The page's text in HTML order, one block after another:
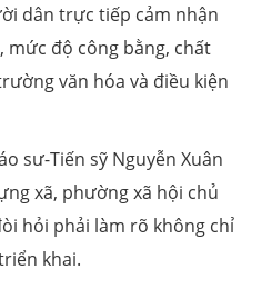
dân trực tiếp cảm nhận
độ công bằng, chất
văn hóa và điều kiện
sư-Tiến sỹ Nguyễn Xuân
xã, phường xã hội chủ
hỏi phải làm rõ không chỉ
khai.